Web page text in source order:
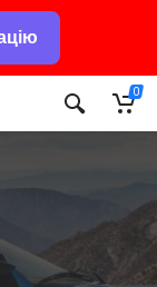
0